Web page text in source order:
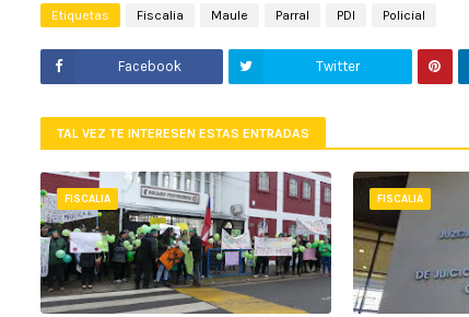
Etiquetas Fiscalia Maule Parral PDI Policial
Facebook Twitter
TAL VEZ TE INTERESEN ESTAS ENTRADAS
FISCALIA FISCALIA